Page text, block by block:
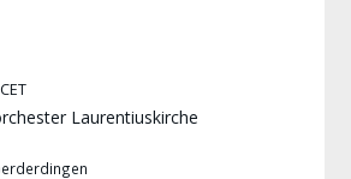
Laurentiuskirche